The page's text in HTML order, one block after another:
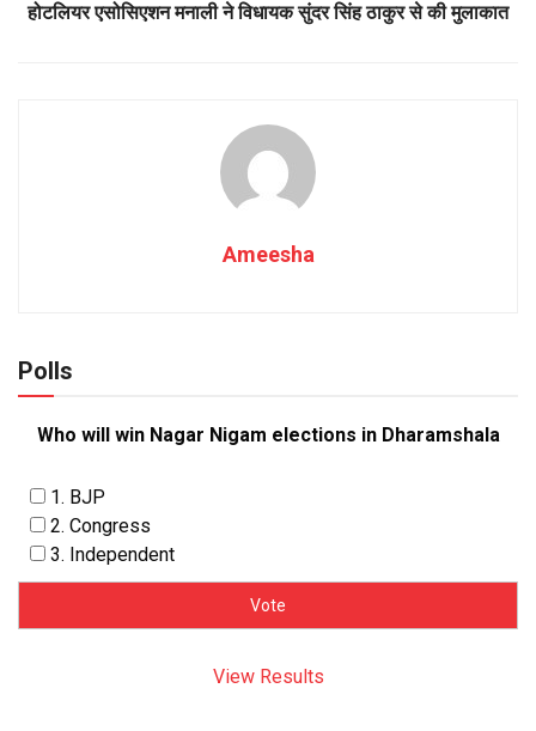
होटलियर एसोसिएशन मनाली ने विधायक सुंदर सिंह ठाकुर से की मुलाकात
Ameesha
Polls
Who will win Nagar Nigam elections in Dharamshala
1. BJP
2. Congress
3. Independent
View Results